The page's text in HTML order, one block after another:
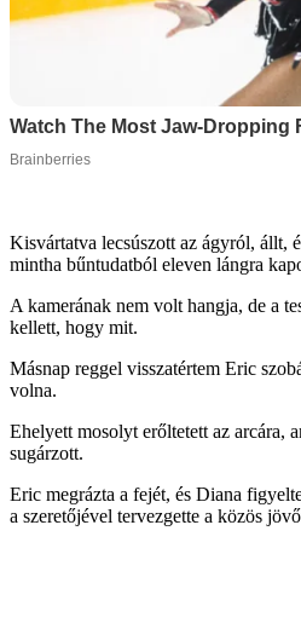
Kisvártatva lecsúszott az ágyról, állt,
mintha bűntudatból eleven lángra
A kamerának nem volt hangja, de a
kellett, hogy mit.
Másnap reggel visszatértem Eric
volna.
Ehelyett mosolyt erőltetett az arcára,
sugárzott.
Eric megrázta a fejét, és Diana
a szeretőjével tervezgette a közös